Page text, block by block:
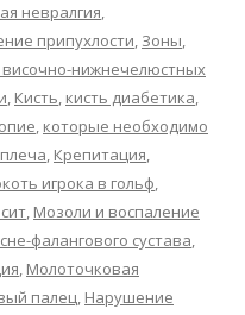
невралгия,
припухлости, Зоны,
височно-нижнечелюстных
, Кисть, кисть диабетика,
, которые необходимо
, Крепитация,
игрока в гольф,
, Мозоли и воспаление
фалангового сустава,
, Молоточковая
палец, Нарушение